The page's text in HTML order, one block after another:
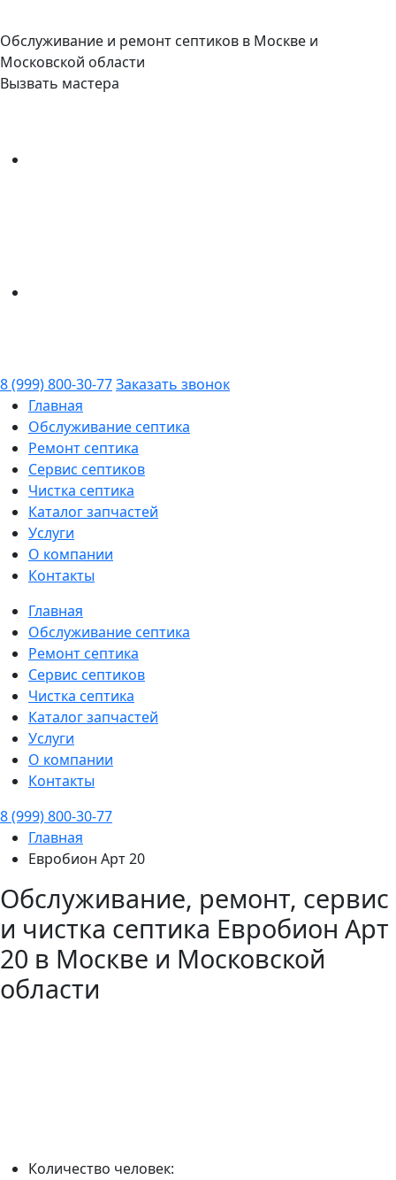
Обслуживание и ремонт септиков в Москве и
Московской области
Вызвать мастера
8 (999) 800-30-77Заказать звонок
Главная
Обслуживание септика
Ремонт септика
Сервис септиков
Чистка септика
Каталог запчастей
Услуги
О компании
Контакты
Главная
Обслуживание септика
Ремонт септика
Сервис септиков
Чистка септика
Каталог запчастей
Услуги
О компании
Контакты
8 (999) 800-30-77
Главная
Евробион Арт 20
Обслуживание, ремонт, сервис
и чистка септика Евробион Арт
20 в Москве и Московской
области
Количество человек: